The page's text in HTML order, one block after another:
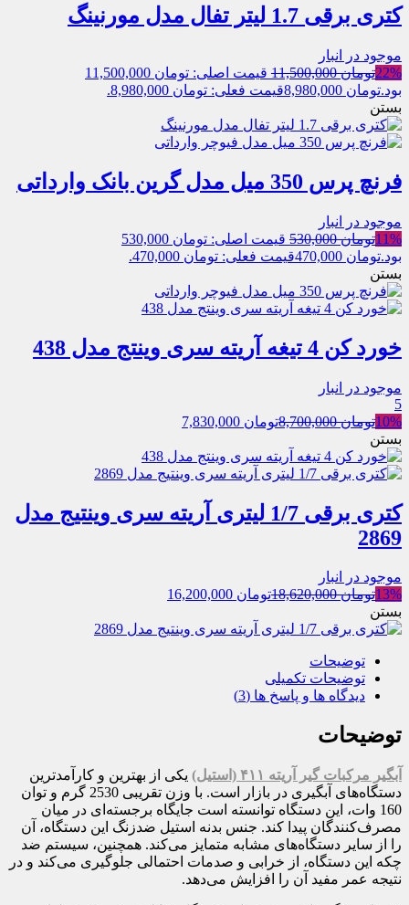
کتری برقی 1.7 لیتر تفال مدل مورنینگ
موجود در انبار
22%تومان11,500,000
قیمت اصلی: تومان 11,500,000
بود.تومان
قیمت فعلی: تومان 8,980,000.
بستن
فرنچ پرس 350 میل مدل گرین بانک وارداتی
موجود در انبار
11%تومان530,000
قیمت اصلی: تومان 530,000
بود.تومان
قیمت فعلی: تومان 470,000.
بستن
خورد کن 4 تیغه آریته سری وینتج مدل 438
موجود در انبار
5
10%تومان8,700,000 تومان
بستن
کتری برقی 1/7 لیتری آریته سری وینتیج مدل
2869
موجود در انبار
13%تومان18,620,000 تومان
بستن
توضیحات
توضیحات تکمیلی
دیدگاه ها و پاسخ ها (3)
توضیحات
آبگیر مرکبات گیر آریته ۴۱۱ (استیل)
یکی از بهترین و کارآمدترین
دستگاه‌های آبگیری در بازار است. با وزن تقریبی 2530 گرم و توان
160 وات، این دستگاه توانسته است جایگاه برجسته‌ای در میان
مصرف‌کنندگان پیدا کند. جنس بدنه استیل ضدزنگ این دستگاه، آن
را از سایر دستگاه‌های مشابه متمایز می‌کند. همچنین، سیستم ضد
چکه این دستگاه، از خرابی و صدمات احتمالی جلوگیری می‌کند و در
نتیجه عمر مفید آن را افزایش می‌دهد.